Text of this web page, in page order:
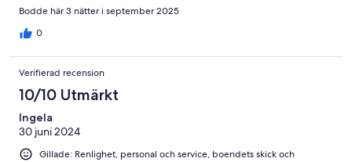
Bodde här 3 nätter i september 2025
0
Verifierad recension
10/10 Utmärkt
Ingela
30 juni 2024
Gillade: Renlighet, personal och service, boendets skick och